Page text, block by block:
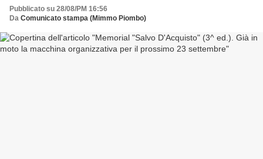
Pubblicato su 28/08/PM 16:56
Da Comunicato stampa (Mimmo Piombo)